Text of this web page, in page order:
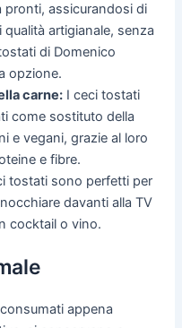
pronti, assicurandosi di
artigianale, senza
di Domenico
opzione.
carne: I ceci tostati
come sostituto della
e vegani, grazie al loro
e fibre.
tostati sono perfetti per
davanti alla TV
cocktail o vino.
appena